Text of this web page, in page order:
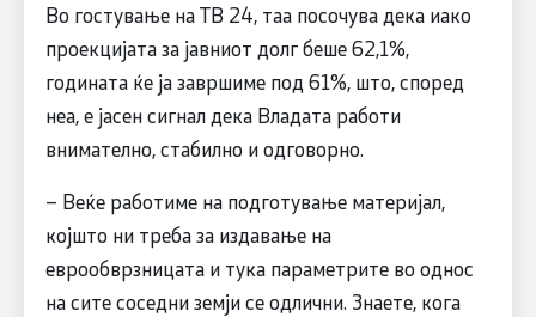
Во гостување на ТВ 24, таа посочува дека иако
проекцијата за јавниот долг беше 62,1%,
годината ќе ја завршиме под 61%, што, според
неа, е јасен сигнал дека Владата работи
внимателно, стабилно и одговорно.
– Веќе работиме на подготување материјал,
којшто ни треба за издавање на
еврообврзницата и тука параметрите во однос
на сите соседни земји се одлични. Знаете, кога